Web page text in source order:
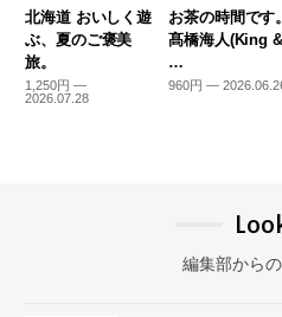
北海道 おいしく遊
ぶ、夏のご褒美
旅。
1,250円 —
2026.07.28
お茶の時間です
髙橋海人(King &
…
960円 —
編集部から